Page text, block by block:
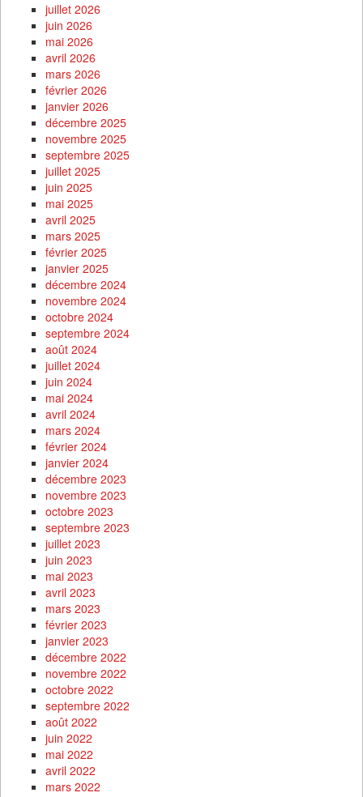
juillet 2026
juin 2026
mai 2026
avril 2026
mars 2026
février 2026
janvier 2026
décembre 2025
novembre 2025
septembre 2025
juillet 2025
juin 2025
mai 2025
avril 2025
mars 2025
février 2025
janvier 2025
décembre 2024
novembre 2024
octobre 2024
septembre 2024
août 2024
juillet 2024
juin 2024
mai 2024
avril 2024
mars 2024
février 2024
janvier 2024
décembre 2023
novembre 2023
octobre 2023
septembre 2023
juillet 2023
juin 2023
mai 2023
avril 2023
mars 2023
février 2023
janvier 2023
décembre 2022
novembre 2022
octobre 2022
septembre 2022
août 2022
juin 2022
mai 2022
avril 2022
mars 2022